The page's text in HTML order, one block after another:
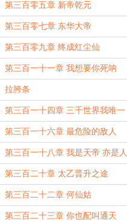
第三百零五章 新帝乾元
第三百零七章 东华大帝
第三百零九章 终成红尘仙
第三百一十一章 我想要你死呐
拉胯条
第三百一十四章 三千世界我唯一
第三百一十六章 最危险的敌人
第三百一十八章 我是天帝 亦是人
皇
第三百二十章 太乙晋升之途
第三百二十二章 何仙姑
第三百二十三章 你也配叫通天